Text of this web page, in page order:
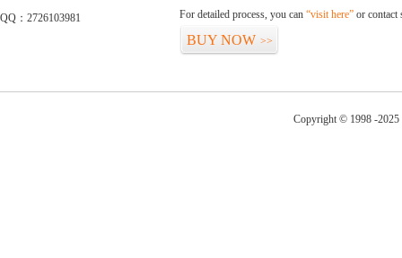
QQ：2726103981
For detailed process, you can “visit here” or contact
BUY NOW >>
Copyright © 1998 -2025